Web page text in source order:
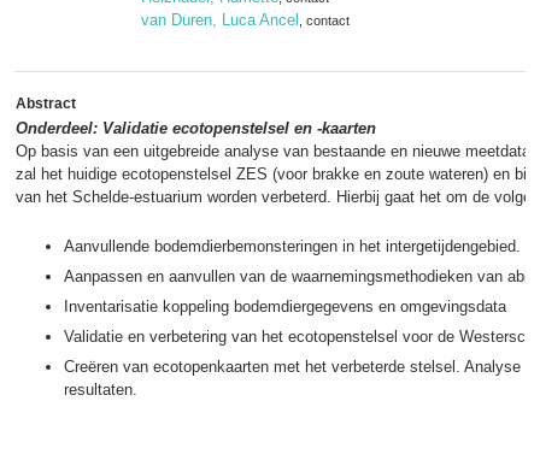
van Duren, Luca Ancel , contact
Abstract
Onderdeel: Validatie ecotopenstelsel en -kaarten
Op basis van een uitgebreide analyse van bestaande en nieuwe meetdata
zal het huidige ecotopenstelsel ZES (voor brakke en zoute wateren) en
van het Schelde-estuarium worden verbeterd. Hierbij gaat het om de
Aanvullende bodemdierbemonsteringen in het intergetijdengebied.
Aanpassen en aanvullen van de waarnemingsmethodieken van
Inventarisatie koppeling bodemdiergegevens en omgevingsdata
Validatie en verbetering van het ecotopenstelsel voor de
Creëren van ecotopenkaarten met het verbeterde stelsel. Analyse
resultaten.